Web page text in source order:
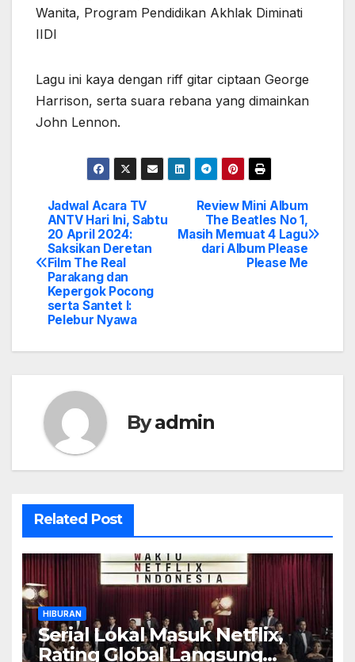
Wanita, Program Pendidikan Akhlak Diminati
IIDI
Lagu ini kaya dengan riff gitar ciptaan George
Harrison, serta suara rebana yang dimainkan
John Lennon.
Post
navigation
Review Mini Album
The Beatles No 1,
Masih Memuat 4 Lagu
dari Album Please
Please Me
Jadwal Acara TV
ANTV Hari Ini, Sabtu
20 April 2024:
Saksikan Deretan
Film The Real
Parakang dan
Kepergok Pocong
serta Santet I:
Pelebur Nyawa
Byadmin
Related Post
HIBURAN
Serial Lokal Masuk Netflix,
Rating Global Langsung